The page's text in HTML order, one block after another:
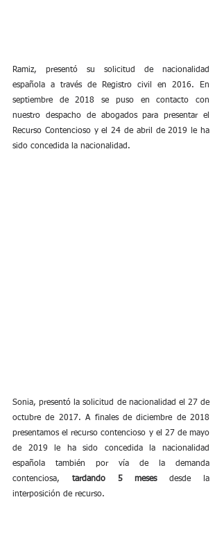
Ramiz, presentó su solicitud de nacionalidad
española a través de Registro civil en 2016. En
septiembre de 2018 se puso en contacto con
nuestro despacho de abogados para presentar el
Recurso Contencioso y el 24 de abril de 2019 le ha
sido concedida la nacionalidad.
Sonia, presentó la solicitud de nacionalidad el 27 de
octubre de 2017. A finales de diciembre de 2018
presentamos el recurso contencioso y el 27 de mayo
de 2019 le ha sido concedida la nacionalidad
española también por vía de la demanda
contenciosa, tardando 5 meses desde la
interposición de recurso.